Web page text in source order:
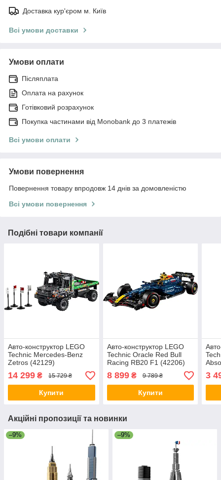
Доставка кур'єром м. Київ
Всі умови доставки
Умови оплати
Післяплата
Оплата на рахунок
Готівковий розрахунок
Покупка частинами від Monobank до 3 платежів
Всі умови оплати
Умови повернення
Повернення товару впродовж 14 днів за домовленістю
Всі умови повернення
Подібні товари компанії
Авто-конструктор LEGO
Technic Mercedes-Benz
Zetros (42129)
14 299 ₴ 15 729 ₴
Купити
Авто-конструктор LEGO
Technic Oracle Red Bull
Racing RB20 F1 (42206)
8 899₴ 9 789 ₴
Купити
3
Акційні пропозиції та новинки
–9% –9%